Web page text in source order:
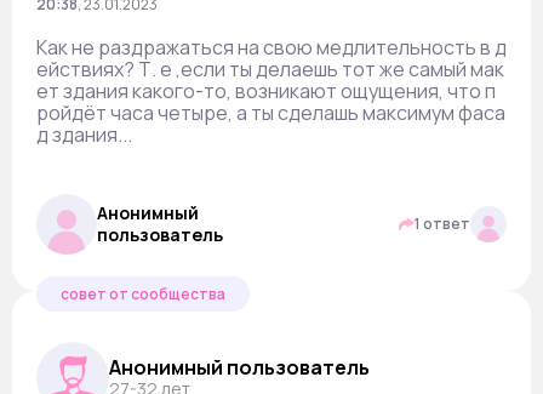
20:38,23.01.2023
Как не раздражаться на свою медлительность в д
ействиях? Т. е ,если ты делаешь тот же самый мак
ет здания какого-то, возникают ощущения, что п
ройдёт часа четыре, а ты сделашь максимум фаса
д здания...
Анонимный
пользователь
1 ответ
совет от сообщества
Анонимный пользователь
27-32 лет